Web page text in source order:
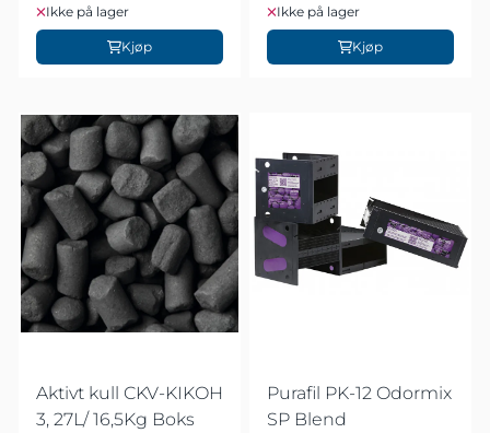
Ikke på lager
Kjøp
Ikke på lager
Kjøp
Aktivt kull CKV-KIKOH
3, 27L/ 16,5Kg Boks
Purafil PK-12 Odormix
SP Blend